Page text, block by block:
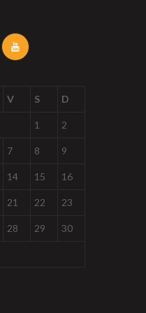
V S D
1 2
7 8 9
14 15 16
21 22 23
28 29 30